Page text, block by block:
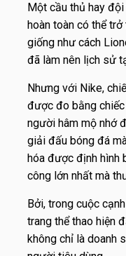
Một cầu thủ hay
hoàn toàn có thể
giống như cách
đã làm nên lịch sử
Nhưng với Nike,
được đo bằng chiếc
người hâm mộ nhớ
giải đấu bóng đá
hóa được định hình
công lớn nhất mà
Bởi, trong cuộc
trang thể thao hiện
không chỉ là doanh